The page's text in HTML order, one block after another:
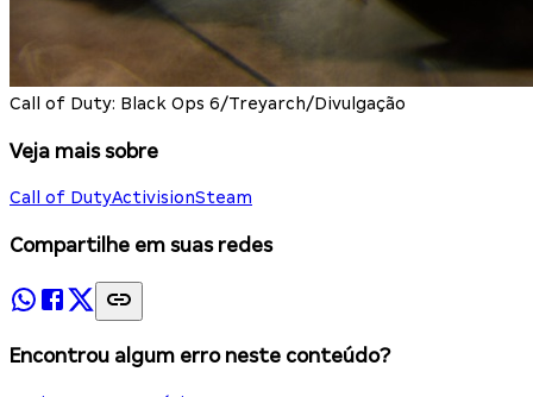
Call of Duty: Black Ops 6/Treyarch/Divulgação
Veja mais sobre
Call of DutyActivisionSteam
Compartilhe em suas redes
Encontrou algum erro neste conteúdo?